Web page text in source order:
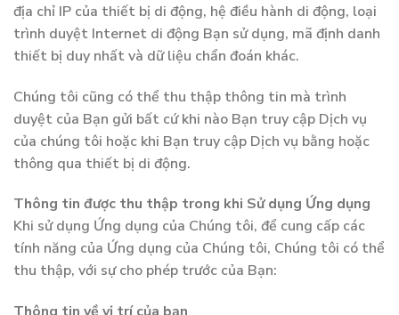
địa chỉ IP của thiết bị di động, hệ điều hành di động, loại
trình duyệt Internet di động Bạn sử dụng, mã định danh
thiết bị duy nhất và dữ liệu chẩn đoán khác.
Chúng tôi cũng có thể thu thập thông tin mà trình
duyệt của Bạn gửi bất cứ khi nào Bạn truy cập Dịch vụ
của chúng tôi hoặc khi Bạn truy cập Dịch vụ bằng hoặc
thông qua thiết bị di động.
Thông tin được thu thập trong khi Sử dụng Ứng dụng
Khi sử dụng Ứng dụng của Chúng tôi, để cung cấp các
tính năng của Ứng dụng của Chúng tôi, Chúng tôi có thể
thu thập, với sự cho phép trước của Bạn: